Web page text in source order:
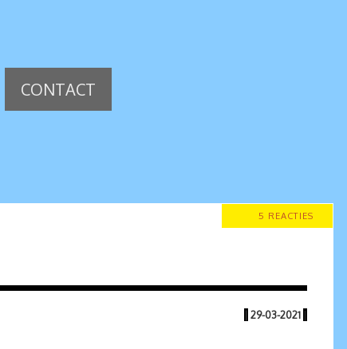
CONTACT
5 REACTIES
| 29-03-2021 |